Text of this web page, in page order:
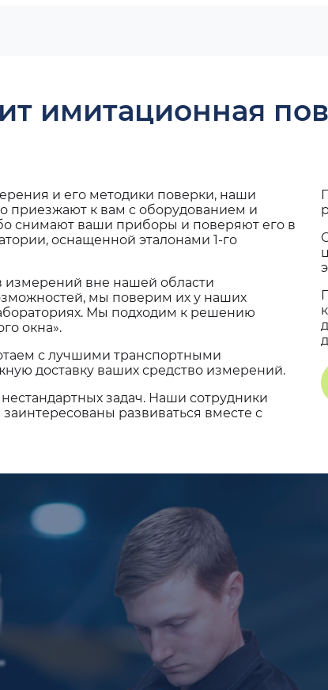
имитационная
и его методики поверки, наши
приезжают к вам с оборудованием и
снимают ваши приборы и поверяют его в
оснащенной эталонами 1-го
измерений вне нашей области
мы поверим их у наших
Мы подходим к решению
окна».
с лучшими транспортными
доставку ваших средство измерений.
задач. Наши сотрудники
развиваться вместе с